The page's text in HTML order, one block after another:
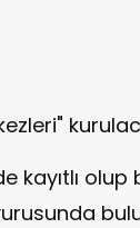
kayıtlı